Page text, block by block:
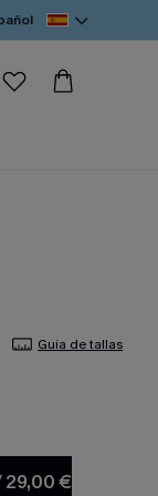
Guía de tallas
29,00 €